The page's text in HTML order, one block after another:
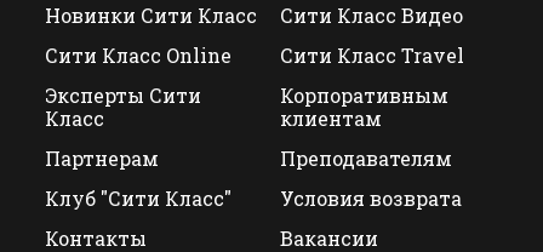
Новинки Сити Класс
Сити Класс Видео
Сити Класс Online
Сити Класс Travel
Эксперты Сити
Класс
Корпоративным
клиентам
Партнерам
Преподавателям
Клуб "Сити Класс"
Условия возврата
Контакты
Вакансии